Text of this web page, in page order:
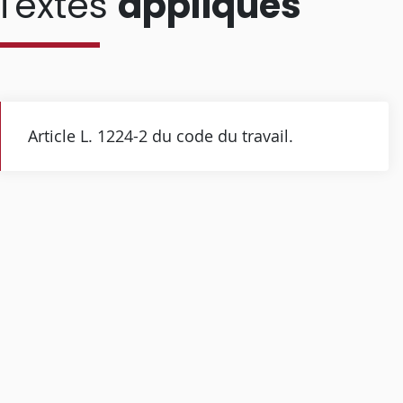
Article L. 1224-2 du code du travail.